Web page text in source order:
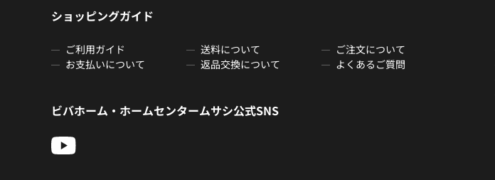
ショッピングガイド
ご利用ガイド 送料について
ご注文について
お支払いについて
返品交換について よくあるご質問
ビバホーム・ホームセンタームサシ公式SNS